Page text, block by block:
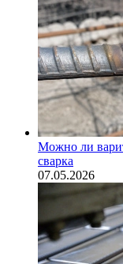
Можно ли
сварка
07.05.2026